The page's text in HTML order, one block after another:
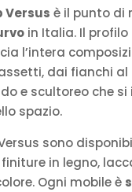
Versus è il punto di
in Italia. Il
l’intera
dai fianchi
e scultoreo che
spazio.
sono
finiture in legno,
Ogni mobile è